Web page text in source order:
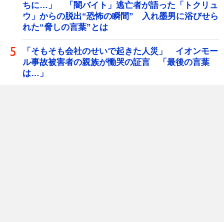
ちに…」 「闇バイト」逃亡者が語った「トクリュ
ウ」からの脱出“恐怖の瞬間” 入れ墨男に浴びせら
れた“脅しの言葉”とは
「そもそも会社のせいで起きた人災」 イオンモー
ル事故被害者の親族が慟哭の証言 「最後の言葉
は…」